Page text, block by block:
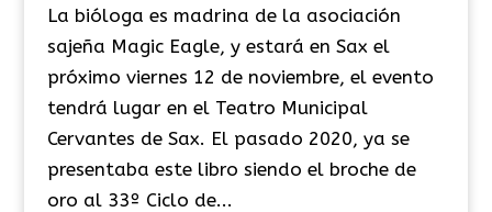
La bióloga es madrina de la asociación
sajeña Magic Eagle, y estará en Sax el
próximo viernes 12 de noviembre, el evento
tendrá lugar en el Teatro Municipal
Cervantes de Sax. El pasado 2020, ya se
presentaba este libro siendo el broche de
oro al 33º Ciclo de...